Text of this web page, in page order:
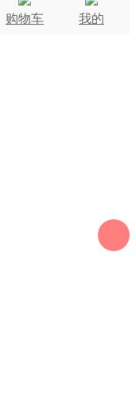
购物车 我的